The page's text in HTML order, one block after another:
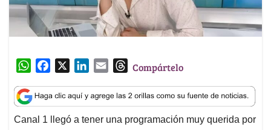
W
a
t
s
c
e
b
n
k
e
a
i
l
T
r
e
a
Compártelo
Canal 1 llegó a tener una programación muy querida por